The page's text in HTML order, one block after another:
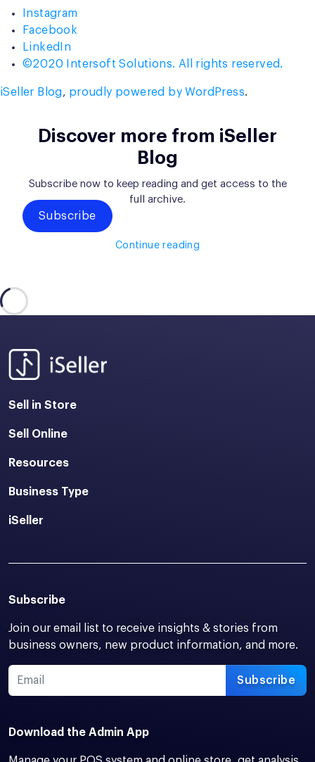
Instagram
Facebook
LinkedIn
©2020 Intersoft Solutions. All rights reserved.
iSeller Blog, proudly powered by WordPress.
Discover more from iSeller
Blog
Subscribe now to keep reading and get access to the
full archive.
Subscribe
Continue reading
Sell in Store
Sell Online
Resources
Business Type
iSeller
Subscribe
Join our email list to receive insights & stories from
business owners, new product information, and more.
Subscribe
Download the Admin App